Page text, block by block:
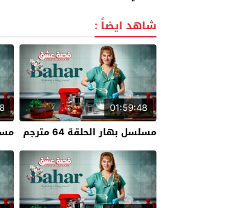
شاهد ايضاً :
01:59:48
مسلسل بهار الحلقة 64 مترجم